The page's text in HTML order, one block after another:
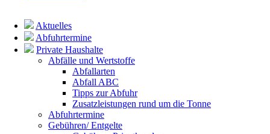
überspringenAktuelles
Abfuhrtermine
Private Haushalte
Abfälle und Wertstoffe
Abfallarten
Abfall ABC
Tipps zur Abfuhr
Zusatzleistungen rund um die Tonne
Abfuhrtermine
Gebühren/ Entgelte